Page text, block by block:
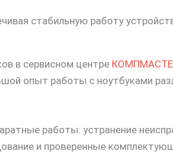
стабильную работу
в сервисном центре
опыт работы с ноутбуками
работы: устранение
и проверенные